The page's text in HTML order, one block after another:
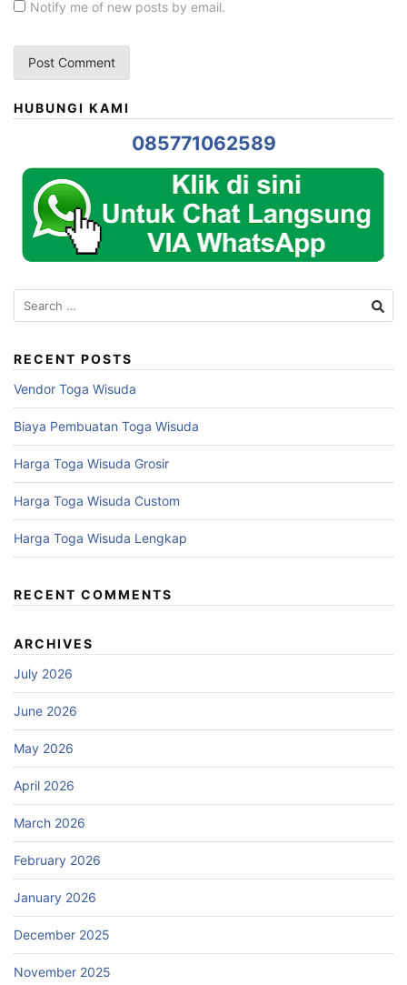
Notify me of new posts by email.
HUBUNGI KAMI
085771062589
Search
for:
RECENT POSTS
Vendor Toga Wisuda
Biaya Pembuatan Toga Wisuda
Harga Toga Wisuda Grosir
Harga Toga Wisuda Custom
Harga Toga Wisuda Lengkap
RECENT COMMENTS
ARCHIVES
July 2026
June 2026
May 2026
April 2026
March 2026
February 2026
January 2026
December 2025
November 2025